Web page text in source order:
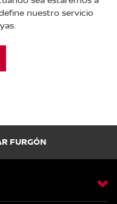
nuestro servicio
FURGÓN